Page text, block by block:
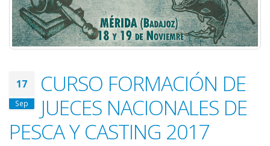
17
Sep
CURSO FORMACIÓN DE
JUECES NACIONALES DE
PESCA Y CASTING 2017